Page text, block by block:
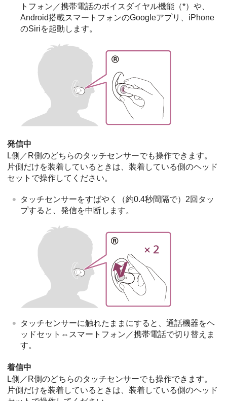
トフォン／携帯電話のボイスダイヤル機能（*）や、
Android搭載スマートフォンのGoogleアプリ
iPhone
のSiriを起動します。
発信中
L側／R側のどちらのタッチセンサーでも操作できます。
片側だけを装着しているときは、装着している側のヘッド
セットで操作してください。
タッチセンサーをすばやく（約0.4秒間隔で）2回タッ
プすると、発信を中断します。
タッチセンサーに触れたままにすると、通話機器をヘ
ッドセット⇔スマートフォン／携帯電話で切り替えま
す。
着信中
L側／R側のどちらのタッチセンサーでも操作できます。
片側だけを装着しているときは、装着している側のヘッド